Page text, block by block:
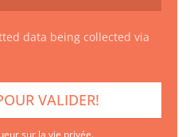
data being collected via
sur la vie privée.